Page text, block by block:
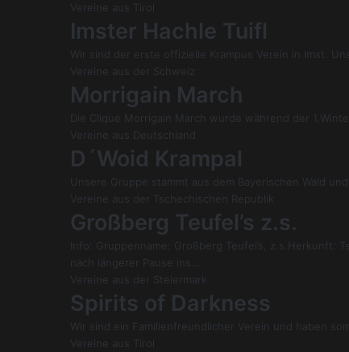
Vereine aus Tirol
Imster Hachle Tuifl
Wir sind der erste offizielle Krampus Verein in Imst.
Vereine aus der Schweiz
Morrigain March
Die Clique Morrigain March wurde während der
Vereine aus Deutschland
D´Woid Krampal
Unsere Gruppe stammt aus dem Bayerischen Wald
Vereine aus der Tschechischen Republik
Großberg Teufel’s z.s.
Info: Gruppenname: Großberg Teufel’s, z.s.Herkunft:
nach längerer Pause ins…
Vereine aus der Steiermark
Spirits of Darkness
Wir sind ein Familienfreundlicher Verein und haben
Vereine aus Tirol